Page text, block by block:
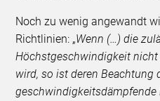
Noch zu wenig angewandt
Richtlinien: „Wenn (…) die
Höchstgeschwindigkeit
wird, so ist deren Beachtung
geschwindigkeitsdämpfende